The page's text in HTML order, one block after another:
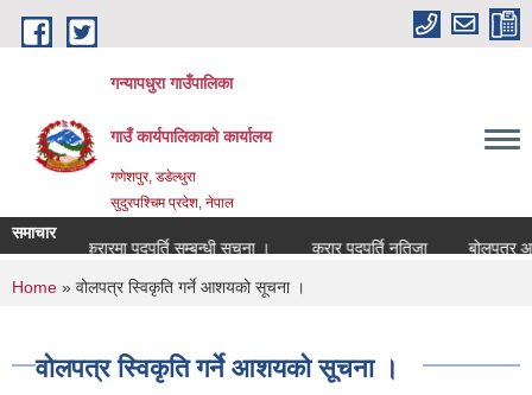
Skip to main content
गन्यापधुरा गाउँपालिका
गाउँ कार्यपालिकाकाे कार्यालय
गणेशपुर, डडेल्धुरा
सुदुरपश्चिम प्रदेश, नेपाल
समाचार
सेवा करारमा पदपुर्ति सम्बन्धी सुचना ।
करार पदपुर्ति नतिजा बोलपत्र
You are here
Home » वोलपत्र स्विकृति गर्ने आशयको सूचना ।
वोलपत्र स्विकृति गर्ने आशयको सूचना ।